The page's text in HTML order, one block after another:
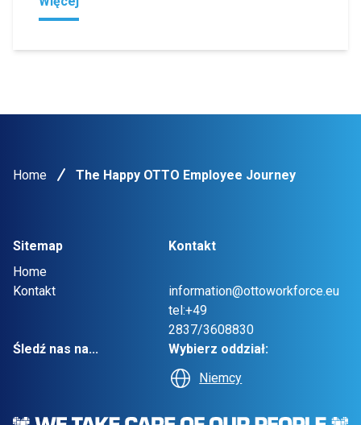
Home The Happy OTTO Employee Journey
Sitemap
Home
Kontakt
Kontakt
information@ottoworkforce.eu
tel:+49
2837/3608830
Śledź nas na...
Wybierz oddział:
Niemcy